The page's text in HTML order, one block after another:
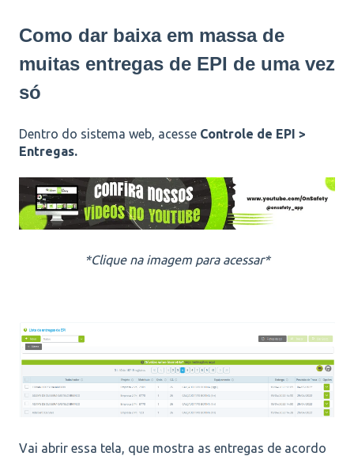
Como dar baixa em massa de
muitas entregas de EPI de uma vez
só
Dentro do sistema web, acesse Controle de EPI >
Entregas.
*Clique na imagem para acessar*
Vai abrir essa tela, que mostra as entregas de acordo